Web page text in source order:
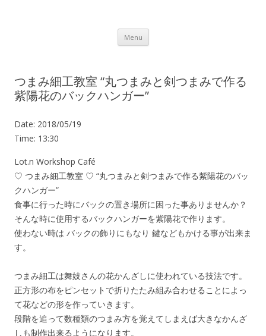
Menu Skip to content
つまみ細工教室 “丸つまみと剣つまみで作る
紫陽花のバックハンガー”
Date: 2018/05/19
Time: 13:30
Lot.n Workshop Café
♡ つまみ細工教室 ♡ “丸つまみと剣つまみで作る紫陽花のバッ
クハンガー”
食事に行った時にバックの置き場所に困った事ありませんか？
そんな時に使用するバックハンガーを紫陽花で作ります。
使わない時は バックの飾りにもなり 鍵などもかける事が出来ま
す。
つまみ細工は舞妓さんの花かんざしに使われている技法です。
正方形の布をピンセットで折りたたみ組み合わせることによっ
て花などの形を作っていきます。
段階を追って数種類のつまみ方を覚えてしまえば大きなかんざ
しも制作出来るようになります。